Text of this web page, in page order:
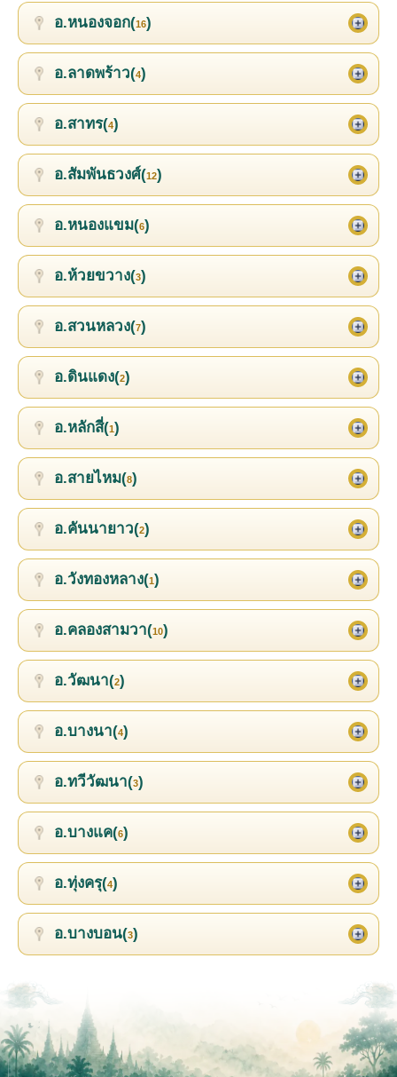
อ.หนองจอก(16)
อ.ลาดพร้าว(4)
อ.สาทร(4)
อ.สัมพันธวงศ์(12)
อ.หนองแขม(6)
อ.ห้วยขวาง(3)
อ.สวนหลวง(7)
อ.ดินแดง(2)
อ.หลักสี่(1)
อ.สายไหม(8)
อ.คันนายาว(2)
อ.วังทองหลาง(1)
อ.คลองสามวา(10)
อ.วัฒนา(2)
อ.บางนา(4)
อ.ทวีวัฒนา(3)
อ.บางแค(6)
อ.ทุ่งครุ(4)
อ.บางบอน(3)